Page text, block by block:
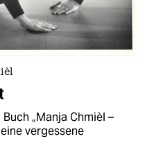
„Manja Chmièl –
vergessene